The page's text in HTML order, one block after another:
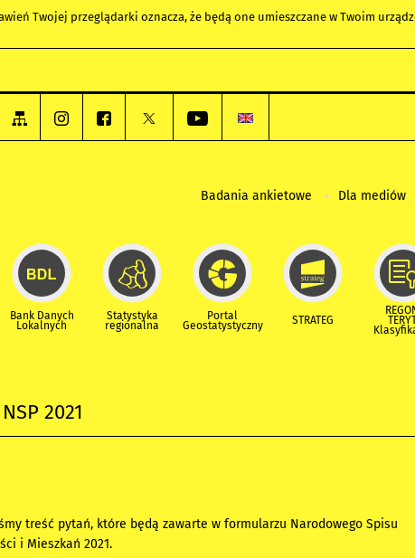
Twojej przeglądarki oznacza, że będą one umieszczane w Twoim
Badania ankietowe Dla mediów
Bank Danych
Lokalnych
Statystyka
regionalna
Portal
Geostatystyczny STRATEG
2021
treść pytań, które będą zawarte w formularzu Narodowego Spisu
i Mieszkań 2021.